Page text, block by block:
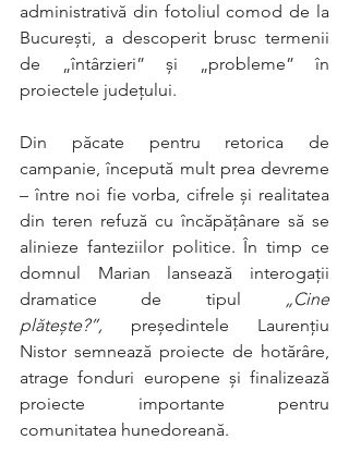
administrativă din fotoliul comod de la
București, a descoperit brusc termenii
de „întârzieri” și „probleme” în
proiectele județului.
Din păcate pentru retorica de
campanie, începută mult prea devreme
– între noi fie vorba, cifrele și realitatea
din teren refuză cu încăpățânare să se
alinieze fanteziilor politice. În timp ce
domnul Marian lansează interogații
dramatice de tipul
„Cine
plătește?”, președintele Laurențiu
Nistor semnează proiecte de hotărâre,
atrage fonduri europene și finalizează
proiecte importante pentru
comunitatea hunedoreană.